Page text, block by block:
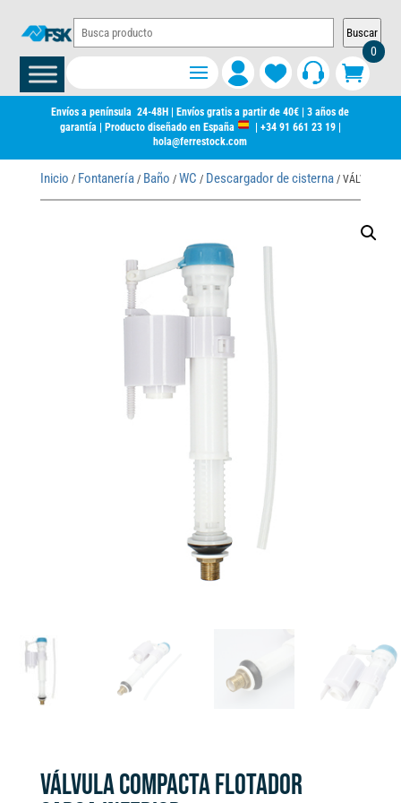
Buscar
0
Envíos a península 24-48H | Envíos gratis a partir de 40€ | 3 años de
garantía | Producto diseñado en España
+34 91 661 23 19|
hola@ferrestock.com
Inicio / Fontanería/ Baño / WC / Descargador de cisterna/ VÁLVULA
VÁLVULA COMPACTA FLOTADOR